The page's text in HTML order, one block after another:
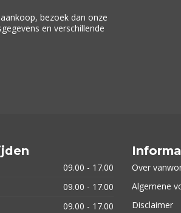
bezoek dan onze
en verschillende
09.00 - 17.00
09.00 - 17.00
09.00 - 17.00
Over
Algemene
Disclaimer